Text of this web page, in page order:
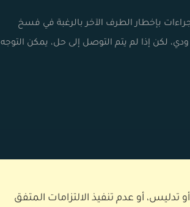
بإخطار الطرف الآخر بالرغبة في فسخ
لكن إذا لم يتم التوصل إلى حل، يمكن التوجه
أو عدم تنفيذ الالتزامات المتفق